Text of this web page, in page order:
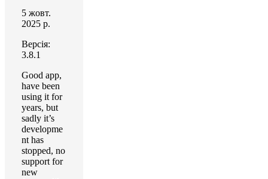
5 жовт.
2025 р.
Версія:
3.8.1
Good app,
have been
using it for
years, but
sadly it’s
developme
nt has
stopped, no
support for
new